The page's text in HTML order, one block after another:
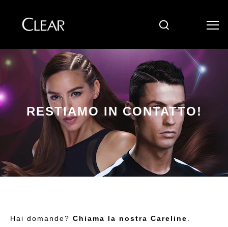
Skip to content
Cerca
RESTIAMO IN CONTATTO!
Hai domande? Chiama la nostra Careline